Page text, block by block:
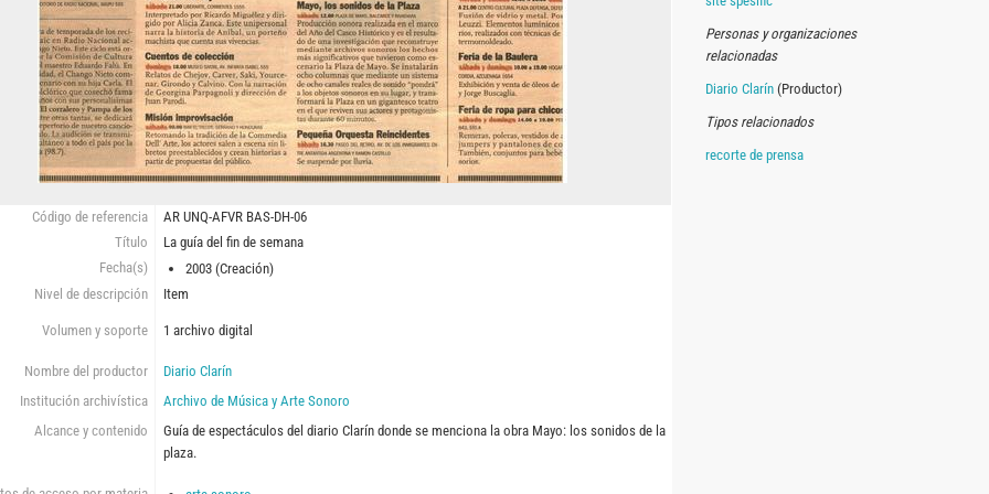
Código de referencia
AR UNQ-AFVR BAS-DH-06
Título
La guía del fin de semana
Fecha(s)
2003 (Creación)
Nivel de descripción
Item
Volumen y soporte 1 archivo digital
Nombre del productor
Diario Clarín
Institución archivística
Archivo de Música y Arte Sonoro
Alcance y contenido
Guía de espectáculos del diario Clarín donde se menciona la obra Mayo: los sonidos de la
plaza.
Personas y organizaciones
relacionadas
Diario Clarín (Productor)
Tipos relacionados
recorte de prensa